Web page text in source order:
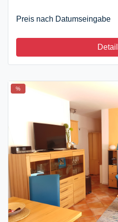
Preis nach Datumseingabe
%